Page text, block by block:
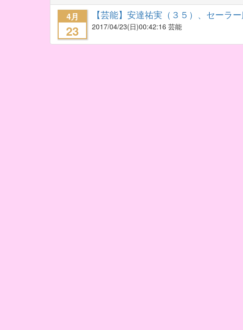
4月
23
【芸能】安達祐実（３５）、セーラ
2017/04/23(日)00:42:16 芸能